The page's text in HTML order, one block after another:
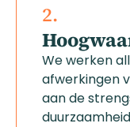
2.
We werken
afwerkingen
aan de